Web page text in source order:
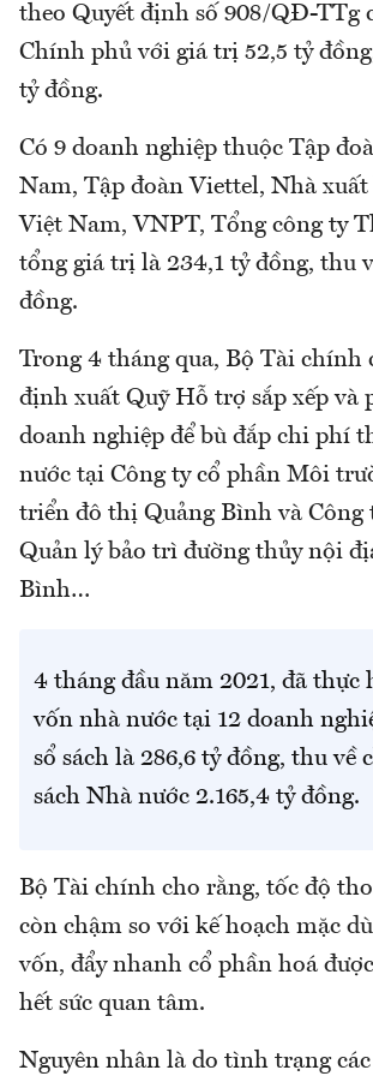
theo Quyết định số 908/QĐ-TTg
Chính phủ với giá trị 52,5 tỷ
tỷ đồng.
Có 9 doanh nghiệp thuộc Tập
Nam, Tập đoàn Viettel, Nhà xuất
Việt Nam, VNPT, Tổng công ty
tổng giá trị là 234,1 tỷ đồng, thu
đồng.
Trong 4 tháng qua, Bộ Tài chính
định xuất Quỹ Hỗ trợ sắp xếp và
doanh nghiệp để bù đắp chi phí
nước tại Công ty cổ phần Môi
triển đô thị Quảng Bình và Công
Quản lý bảo trì đường thủy nội
Bình…
4 tháng đầu năm 2021, đã thực
vốn nhà nước tại 12 doanh
sổ sách là 286,6 tỷ đồng, thu về
sách Nhà nước 2.165,4 tỷ đồng.
Bộ Tài chính cho rằng, tốc độ
còn chậm so với kế hoạch mặc
vốn, đẩy nhanh cổ phần hoá
hết sức quan tâm.
Nguyên nhân là do tình trạng